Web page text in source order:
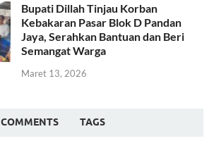
Bupati Dillah Tinjau Korban
Kebakaran Pasar Blok D Pandan
Jaya, Serahkan Bantuan dan Beri
Semangat Warga
Maret 13, 2026
COMMENTS TAGS